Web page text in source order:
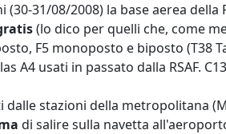
(30-31/08/2008) la base aerea
(lo dico per quelli che, come
F5 monoposto e biposto (T38
A4 usati in passato dalla RSAF.
stazioni della metropolitana
di salire sulla navetta